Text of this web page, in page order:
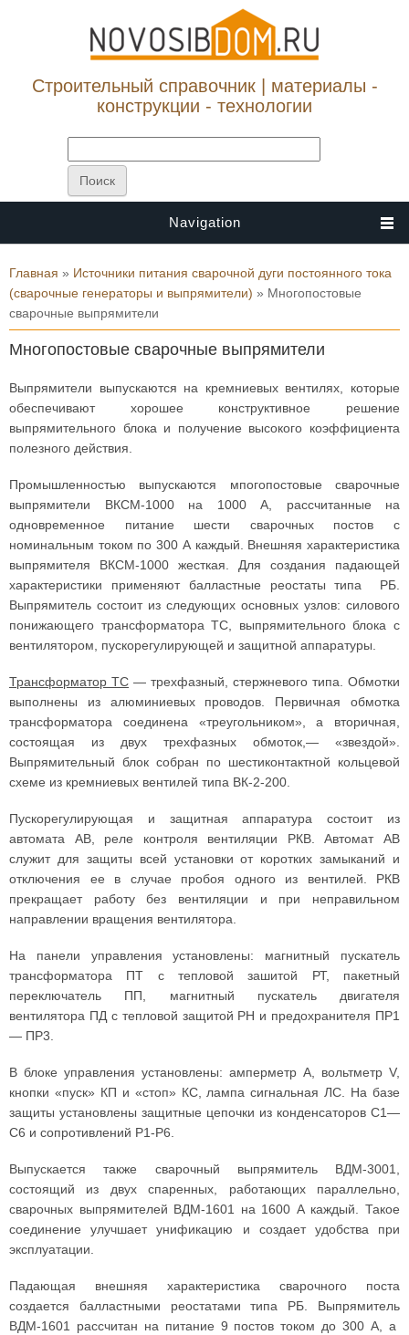
Строительный справочник | материалы -
конструкции - технологии
Navigation
Вы здесь
Главная » Источники питания сварочной дуги постоянного тока
(сварочные генераторы и выпрямители) » Многопостовые
сварочные выпрямители
Многопостовые сварочные выпрямители
Выпрямители выпускаются на кремниевых вентилях, которые
обеспечивают хорошее конструктивное решение
выпрямительного блока и получение высокого коэффициента
полезного действия.
Промышленностью выпускаются мпогопостовые сварочные
выпрямители ВКСМ-1000 на 1000 А, рассчитанные на
одновременное питание шести сварочных постов с
номинальным током по 300 А каждый. Внешняя xарактеристика
выпрямителя ВКСМ-1000 жесткая. Для создания падающей
характеристики применяют балластные реостаты типа РБ.
Выпрямитель состоит из следующих основных узлов: силового
понижающего трансформатора ТС, выпрямительного блока с
вентилятором, пускорегулирующей и защитной аппаратуры.
Трансформатор ТС — трехфазный, стержневого типа. Обмотки
выполнены из алюминиевых проводов. Первичная обмотка
трансформатора соединена «треугольником», а вторичная,
состоящая из двух трехфазных обмоток,— «звездой».
Выпрямительный блок собран по шестиконтактной кольцевой
схеме из кремниевых вентилей типа ВК-2-200.
Пускорегулирующая и защитная аппаратура состоит из
автомата АВ, реле контроля вентиляции РКВ. Автомат АВ
служит для защиты всей установки от коротких замыканий и
отключения ее в случае пробоя одного из вентилей. РКВ
прекращает работу без вентиляции и при неправильном
направлении вращения вентилятора.
На панели управления установлены: магнитный пускатель
трансформатора ПТ с тепловой зашитой РТ, пакетный
переключатель ПП, магнитный пускатель двигателя
вентилятора ПД с тепловой защитой РН и предохранителя ПР1
— ПР3.
В блоке управления установлены: амперметр А, вольтметр V,
кнопки «пуск» КП и «стоп» КС, лампа сигнальная ЛС. На базе
защиты установлены защитные цепочки из конденсаторов С1—
С6 и сопротивлений Р1-Р6.
Выпускается также сварочный выпрямитель ВДМ-3001,
состоящий из двух спаренных, работающих параллельно,
сварочных выпрямителей ВДМ-1601 на 1600 А каждый. Такое
соединение улучшает унификацию и создает удобства при
эксплуатации.
Падающая внешняя характеристика сварочного поста
создается балластными реостатами типа РБ. Выпрямитель
ВДМ-1601 рассчитан на питание 9 постов током до 300 А, а